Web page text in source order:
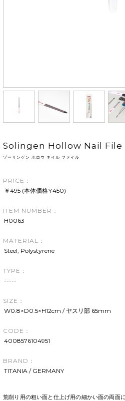
Solingen Hollow Nail File
ゾーリンゲン ホロウ ネイル ファイル
PRICE：
￥495 (本体価格¥450)
ITEM NUMBER：
H0063
MATERIAL：
Steel, Polystyrene
TYPE：
-----
SIZE：
W0.8×D0.5×H12cm / ヤスリ部 65mm
CODE：
4008576104951
BRAND：
TITANIA / GERMANY
荒削り用の粗い面と仕上げ用の細かい面の両面